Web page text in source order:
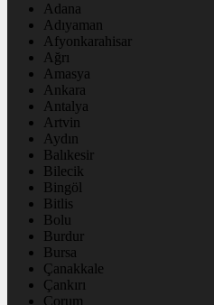
Adana
Adıyaman
Afyonkarahisar
Ağrı
Amasya
Ankara
Antalya
Artvin
Aydın
Balıkesir
Bilecik
Bingöl
Bitlis
Bolu
Burdur
Bursa
Çanakkale
Çankırı
Çorum